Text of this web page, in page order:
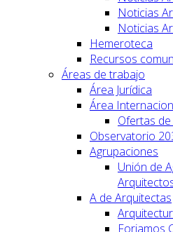
Noticias
Noticias
Hemeroteca
Recursos
Áreas de trabajo
Área Jurídica
Área
Ofertas
Observatorio
Agrupaciones
Unión de
A de Arquitectas
Forjamos